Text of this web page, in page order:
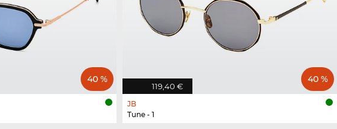
40 %
119,40 €
40 %
JB
Tune - 1